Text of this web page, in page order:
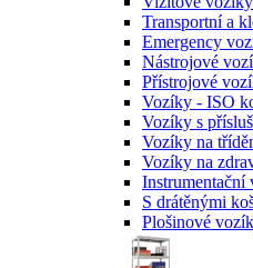
Transportní a
Emergency
Nástrojové
Přístrojové
Vozíky - ISO
Vozíky s
Vozíky na
Vozíky na
Instrumentační
S drátěnými
Plošinové